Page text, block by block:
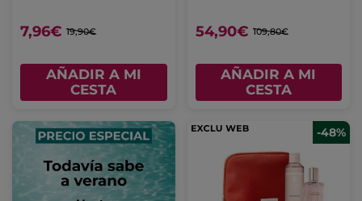
7,96€ 19,90€
AÑADIR A MI
CESTA
54,90€ 109,80€
AÑADIR A MI
CESTA
-48%